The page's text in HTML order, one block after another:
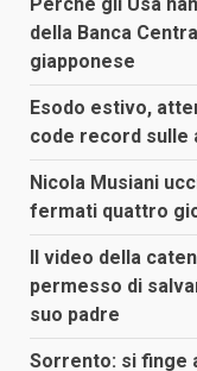
della Banca
giapponese
Esodo estivo,
code record sulle
Nicola Musiani
fermati quattro
Il video della
permesso di
suo padre
Sorrento: si finge